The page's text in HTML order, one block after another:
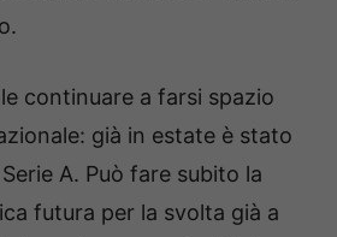
continuare a farsi spazio
già in estate è stato
A. Può fare subito la
futura per la svolta già a